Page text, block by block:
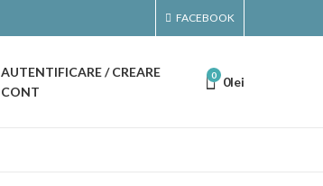
FACEBOOK
AUTENTIFICARE / CREARE
CONT
0 0lei